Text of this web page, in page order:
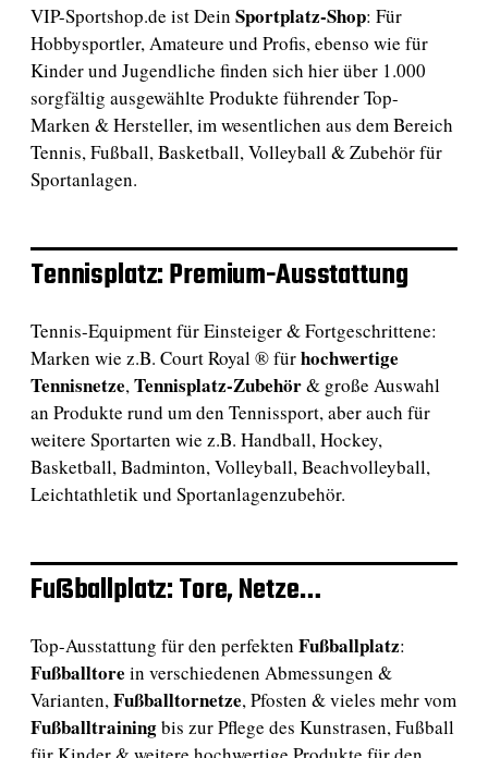
VIP-Sportshop.de ist Dein Sportplatz-Shop: Für
Hobbysportler, Amateure und Profis, ebenso wie für
Kinder und Jugendliche finden sich hier über 1.000
sorgfältig ausgewählte Produkte führender Top-
Marken & Hersteller, im wesentlichen aus dem Bereich
Tennis, Fußball, Basketball, Volleyball & Zubehör für
Sportanlagen.
Tennisplatz: Premium-Ausstattung
Tennis-Equipment für Einsteiger & Fortgeschrittene:
Marken wie z.B. Court Royal ® fürhochwertige
Tennisnetze,Tennisplatz-Zubehör& große Auswahl
an Produkte rund um den Tennissport, aber auch für
weitere Sportarten wie z.B. Handball, Hockey,
Basketball, Badminton, Volleyball, Beachvolleyball,
Leichtathletik und Sportanlagenzubehör.
Fußballplatz: Tore, Netze…
Top-Ausstattung für den perfekten Fußballplatz:
Fußballtore in verschiedenen Abmessungen &
Varianten,Fußballtornetze, Pfosten & vieles mehr vom
Fußballtrainingbis zur Pflege des Kunstrasen, Fußball